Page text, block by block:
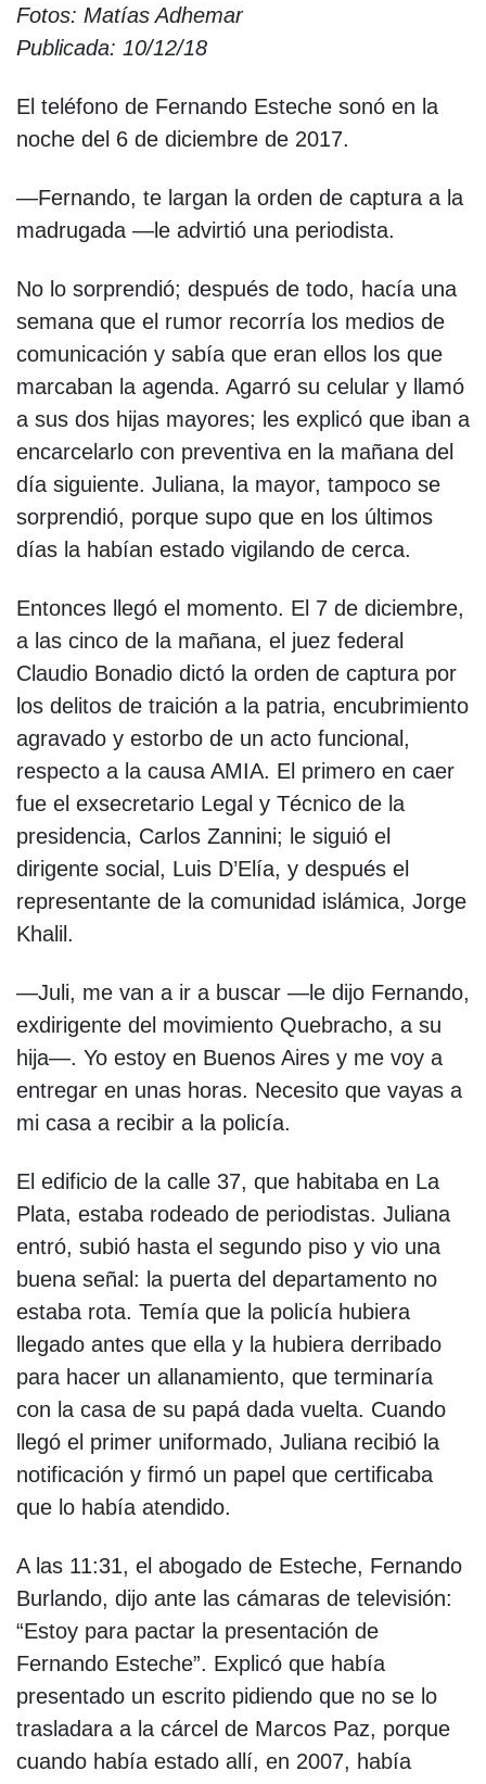
Fotos: Matías Adhemar
Publicada: 10/12/18
El teléfono de Fernando Esteche sonó en la
noche del 6 de diciembre de 2017.
—Fernando, te largan la orden de captura a la
madrugada —le advirtió una periodista.
No lo sorprendió; después de todo, hacía una
semana que el rumor recorría los medios de
comunicación y sabía que eran ellos los que
marcaban la agenda. Agarró su celular y llamó
a sus dos hijas mayores; les explicó que iban a
encarcelarlo con preventiva en la mañana del
día siguiente. Juliana, la mayor, tampoco se
sorprendió, porque supo que en los últimos
días la habían estado vigilando de cerca.
Entonces llegó el momento. El 7 de diciembre,
a las cinco de la mañana, el juez federal
Claudio Bonadio dictó la orden de captura por
los delitos de traición a la patria, encubrimiento
agravado y estorbo de un acto funcional,
respecto a la causa AMIA. El primero en caer
fue el exsecretario Legal y Técnico de la
presidencia, Carlos Zannini; le siguió el
dirigente social, Luis D’Elía, y después el
representante de la comunidad islámica, Jorge
Khalil.
—Juli, me van a ir a buscar —le dijo Fernando,
exdirigente del movimiento Quebracho, a su
hija—. Yo estoy en Buenos Aires y me voy a
entregar en unas horas. Necesito que vayas a
mi casa a recibir a la policía.
El edificio de la calle 37, que habitaba en La
Plata, estaba rodeado de periodistas. Juliana
entró, subió hasta el segundo piso y vio una
buena señal: la puerta del departamento no
estaba rota. Temía que la policía hubiera
llegado antes que ella y la hubiera derribado
para hacer un allanamiento, que terminaría
con la casa de su papá dada vuelta. Cuando
llegó el primer uniformado, Juliana recibió la
notificación y firmó un papel que certificaba
que lo había atendido.
A las 11:31, el abogado de Esteche, Fernando
Burlando, dijo ante las cámaras de televisión:
“Estoy para pactar la presentación de
Fernando Esteche”. Explicó que había
presentado un escrito pidiendo que no se lo
trasladara a la cárcel de Marcos Paz, porque
cuando había estado allí, en 2007, había